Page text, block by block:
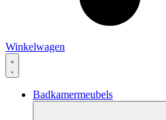
Winkelwagen
Badkamermeubels